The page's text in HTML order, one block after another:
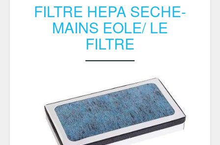
FILTRE HEPA SECHE-
MAINS EOLE/ LE
FILTRE